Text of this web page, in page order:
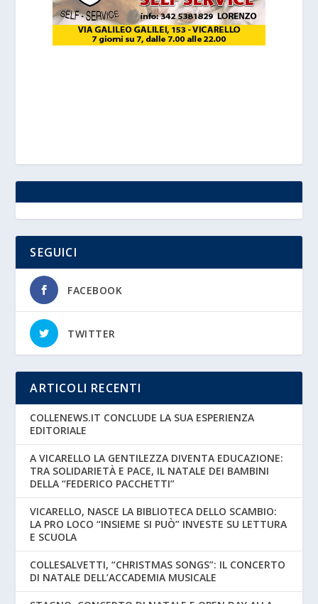
SEGUICI
FACEBOOK
TWITTER
ARTICOLI RECENTI
COLLENEWS.IT CONCLUDE LA SUA ESPERIENZA
EDITORIALE
A VICARELLO LA GENTILEZZA DIVENTA EDUCAZIONE:
TRA SOLIDARIETÀ E PACE, IL NATALE DEI BAMBINI
DELLA “FEDERICO PACCHETTI”
VICARELLO, NASCE LA BIBLIOTECA DELLO SCAMBIO:
LA PRO LOCO “INSIEME SI PUÒ” INVESTE SU LETTURA
E SCUOLA
COLLESALVETTI, “CHRISTMAS SONGS”: IL CONCERTO
DI NATALE DELL’ACCADEMIA MUSICALE